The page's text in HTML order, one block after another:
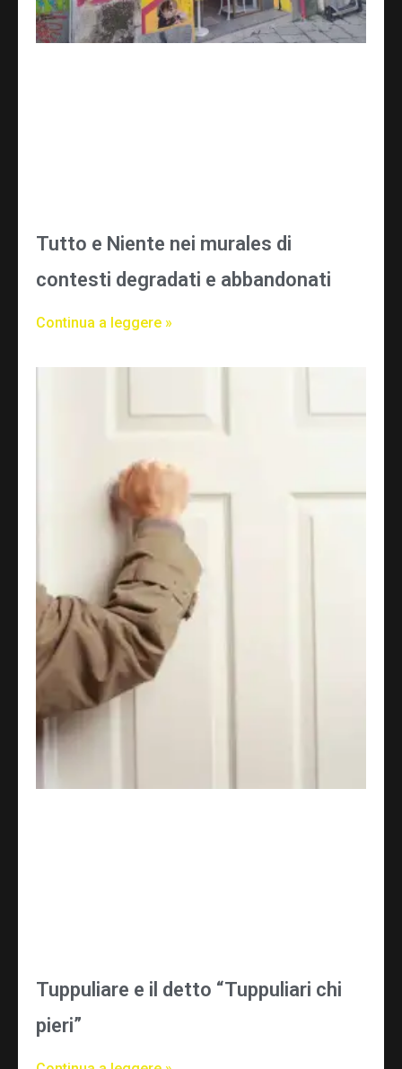
Tutto e Niente nei murales di
contesti degradati e abbandonati
Continua a leggere »
Tuppuliare e il detto “Tuppuliari chi
pieri”